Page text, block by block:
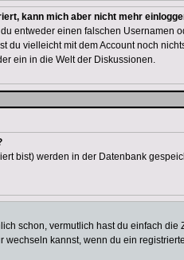
kann mich aber nicht mehr
entweder einen falschen
du vielleicht mit dem Account noch
ein in die Welt der Diskussionen.
bist) werden in der Datenbank
schon, vermutlich hast du einfach
wechseln kannst, wenn du ein